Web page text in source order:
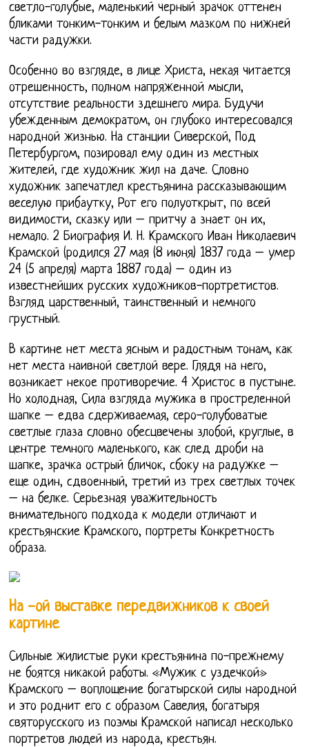
светло-голубые, маленький черный зрачок оттенен
бликами тонким-тонким и белым мазком по нижней
части радужки.
Особенно во взгляде, в лице Христа, некая читается
отрешенность, полном напряженной мысли,
отсутствие реальности здешнего мира. Будучи
убежденным демократом, он глубоко интересовался
народной жизнью. На станции Сиверской, Под
Петербургом, позировал ему один из местных
жителей, где художник жил на даче. Словно
художник запечатлел крестьянина рассказывающим
веселую прибаутку, Рот его полуоткрыт, по всей
видимости, сказку или – притчу а знает он их,
немало. 2 Биография И. Н. Крамского Иван Николаевич
Крамской (родился 27 мая (8 июня) 1837 года – умер
24 (5 апреля) марта 1887 года) – один из
известнейших русских художников-портретистов.
Взгляд царственный, таинственный и немного
грустный.
В картине нет места ясным и радостным тонам, как
нет места наивной светлой вере. Глядя на него,
возникает некое противоречие. 4 Христос в пустыне.
Но холодная, Сила взгляда мужика в простреленной
шапке – едва сдерживаемая, серо-голубоватые
светлые глаза словно обесцвечены злобой, круглые, в
центре темного маленького, как след дроби на
шапке, зрачка острый бличок, сбоку на радужке –
еще один, сдвоенный, третий из трех светлых точек
– на белке. Серьезная уважительность
внимательного подхода к модели отличают и
крестьянские Крамского, портреты Конкретность
образа.
На -ой выставке передвижников к своей
картине
Сильные жилистые руки крестьянина по-прежнему
не боятся никакой работы. «Мужик с уздечкой»
Крамского – воплощение богатырской силы народной
и это роднит его с образом Савелия, богатыря
святорусского из поэмы Крамской написал несколько
портретов людей из народа, крестьян.